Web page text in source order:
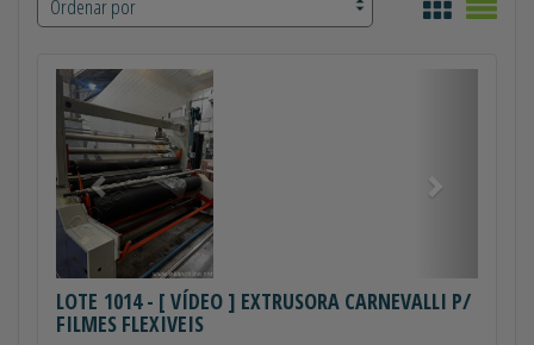
Anterior
LOTE 1014- [ VÍDEO ] EXTRUSORA CARNEVALLI P/
FILMES FLEXIVEIS